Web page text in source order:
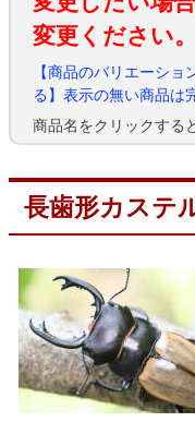
変更ください。
【商品のバリエーシ
る】表示の無い商品は
商品名をクリックする
長歯形カステ